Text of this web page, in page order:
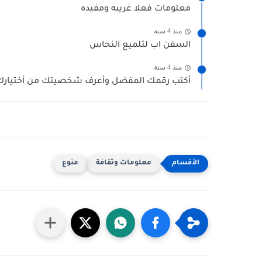
معلومات فعلا غريبه ومفيده
منذ 4 سنة
السفن اب لتلميع النحاس
منذ 4 سنة
أكتب رقمك المفضل وأعرف شخصيتك من
معلومات وثقافة منوع